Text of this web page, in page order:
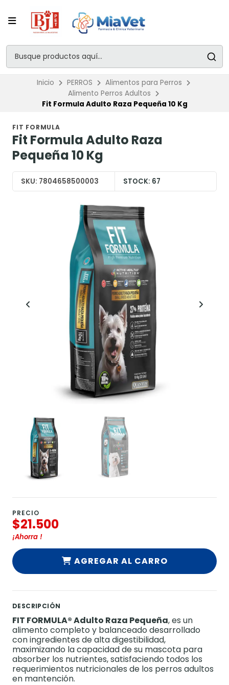
Inicio PERROS
Alimentos para Perros
Alimento Perros Adultos
Fit Formula Adulto Raza Pequeña 10 Kg
FIT FORMULA
Fit Formula Adulto Raza
Pequeña 10 Kg
SKU: 7804658500003 STOCK: 67
PRECIO
$21.500
¡Ahorra !
AGREGAR AL CARRO
DESCRIPCIÓN
FIT FORMULA®Adulto Raza Pequeña, es un
alimento completo y balanceado desarrollado
con ingredientes de alta digestibilidad,
maximizando la capacidad de su mascota para
absorber los nutrientes, satisfaciendo todos los
requerimientos nutricionales de los perros adultos
en mantención.